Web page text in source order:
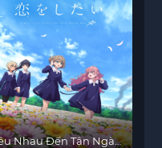
Nhau Đến Tận Ngày